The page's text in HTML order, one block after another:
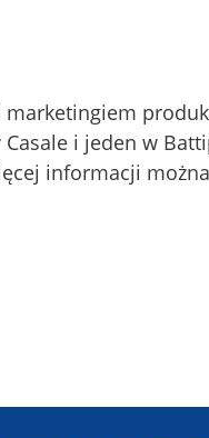
marketingiem
Casale i jeden w
informacji